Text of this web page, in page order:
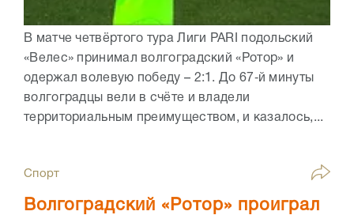
В матче четвёртого тура Лиги PARI подольский
«Велес» принимал волгоградский «Ротор» и
одержал волевую победу – 2:1. До 67‑й минуты
волгоградцы вели в счёте и владели
территориальным преимуществом, и казалось,...
Спорт
Волгоградский «Ротор» проиграл